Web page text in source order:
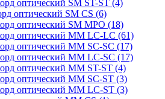
оптический SM ST-ST (4)
оптический SM CS (6)
оптический SM MPO (18)
оптический MM LC-LC (61)
оптический MM SC-SC (17)
оптический MM LC-SC (17)
оптический MM ST-ST (4)
оптический MM SC-ST (3)
оптический MM LC-ST (3)